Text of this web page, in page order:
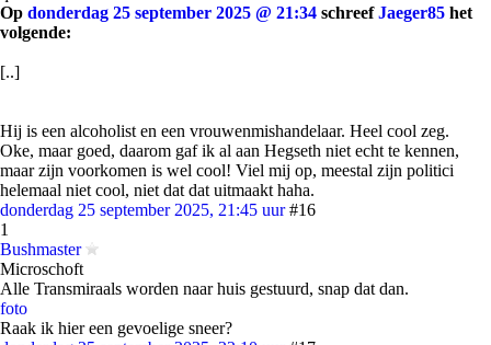
Op donderdag 25 september 2025 @ 21:34 schreefJaeger85 het
volgende:
[..]
Hij is een alcoholist en een vrouwenmishandelaar. Heel cool zeg.
Oke, maar goed, daarom gaf ik al aan Hegseth niet echt te kennen,
maar zijn voorkomen is wel cool! Viel mij op, meestal zijn politici
helemaal niet cool, niet dat dat uitmaakt haha.
donderdag 25 september 2025, 21:45 uur #16
1
Bushmaster
Microschoft
Alle Transmiraals worden naar huis gestuurd, snap dat dan.
foto
Raak ik hier een gevoelige sneer?